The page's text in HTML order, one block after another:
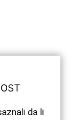
da li